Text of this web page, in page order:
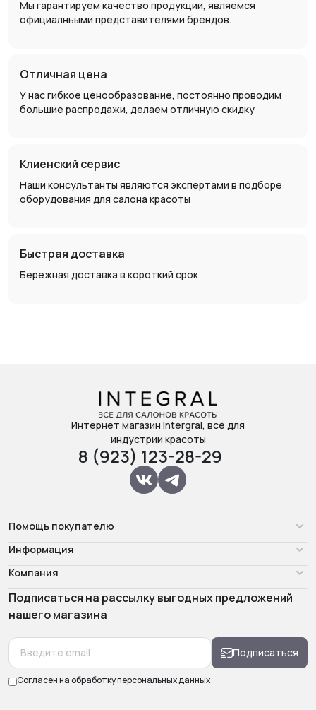
Мы гарантируем качество продукции, являемся
официалньыми представителями брендов.
Отличная цена
У нас гибкое ценообразование, постоянно проводим
большие распродажи, делаем отличную скидку
Клиенский сервис
Наши консультанты являются экспертами в подборе
оборудования для салона красоты
Быстрая доставка
Бережная доставка в короткий срок
Интернет магазин Intergral, всё для
индустрии красоты
8 (923) 123-28-29
Помощь покупателю
Информация
Компания
Подписаться на рассылку выгодных предложений
нашего магазина
Подписаться
Согласен на обработкуперсональных данных